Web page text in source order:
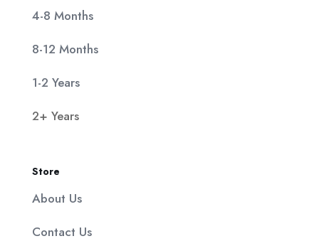
4-8 Months
8-12 Months
1-2 Years
2+ Years
Store
About Us
Contact Us